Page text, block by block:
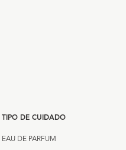
TIPO DE CUIDADO
EAU DE PARFUM